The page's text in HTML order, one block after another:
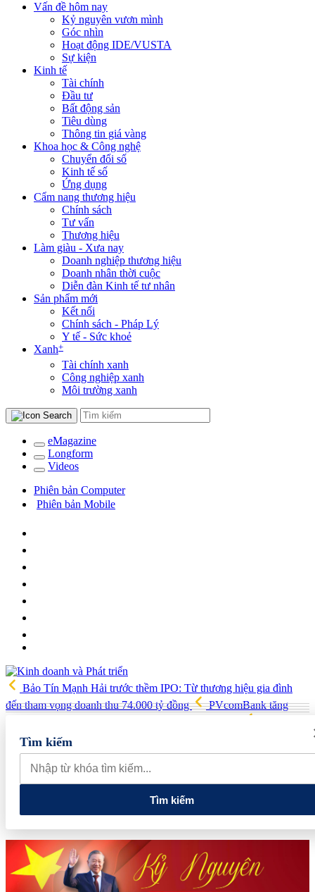
Vấn đề hôm nay
Kỷ nguyên vươn mình
Góc nhìn
Hoạt động IDE/VUSTA
Sự kiện
Kinh tế
Tài chính
Đầu tư
Bất động sản
Tiêu dùng
Thông tin giá vàng
Khoa học & Công nghệ
Chuyển đổi số
Kinh tế số
Ứng dụng
Cẩm nang thương hiệu
Chính sách
Tư vấn
Thương hiệu
Làm giàu - Xưa nay
Doanh nghiệp thương hiệu
Doanh nhân thời cuộc
Diễn đàn Kinh tế tư nhân
Sản phẩm mới
Kết nối
Chính sách - Pháp Lý
Y tế - Sức khoẻ
Xanh+
Tài chính xanh
Công nghiệp xanh
Môi trường xanh
eMagazine
Longform
Videos
Phiên bản Computer
Phiên bản Mobile
Bảo Tín Mạnh Hải trước thềm IPO: Từ thương hiệu gia đình
đến tham vọng doanh thu 74.000 tỷ đồng
PVcomBank tăng
Australia xây dựng, triển khai chiến lược kết nối khoa học công
nghệ và đổi mới sáng tạo tầm nhìn dài hạn
5 chính sách lớn mở
đường cho thị trường hàng hóa phái sinh
thắp sáng ngọn lửa 'Tôi yêu Tổ quốc tôi'
Tìm kiếm
Tìm kiếm